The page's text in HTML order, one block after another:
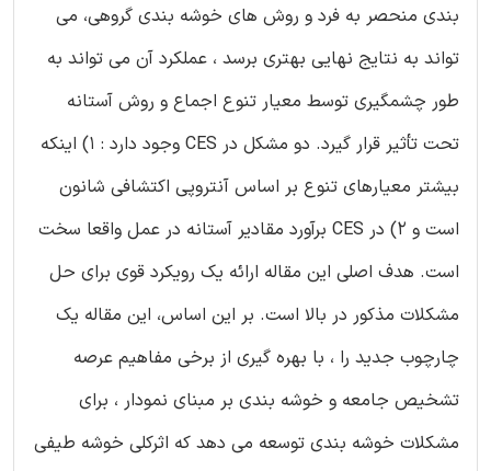
بندی منحصر به فرد و روش های خوشه بندی گروهی، می
تواند به نتایج نهایی بهتری برسد ، عملکرد آن می تواند به
طور چشمگیری توسط معیار تنوع اجماع و روش آستانه
تحت تأثیر قرار گیرد. دو مشکل در CES وجود دارد : 1) اینکه
بیشتر معیارهای تنوع بر اساس آنتروپی اکتشافی شانون
است و 2) در CES برآورد مقادیر آستانه در عمل واقعا سخت
است. هدف اصلی این مقاله ارائه یک رویکرد قوی برای حل
مشکلات مذکور در بالا است. بر این اساس، این مقاله یک
چارچوب جدید را ، با بهره گیری از برخی مفاهیم عرصه
تشخیص جامعه و خوشه بندی بر مبنای نمودار ، برای
مشکلات خوشه بندی توسعه می دهد که اثرکلی خوشه طیفی